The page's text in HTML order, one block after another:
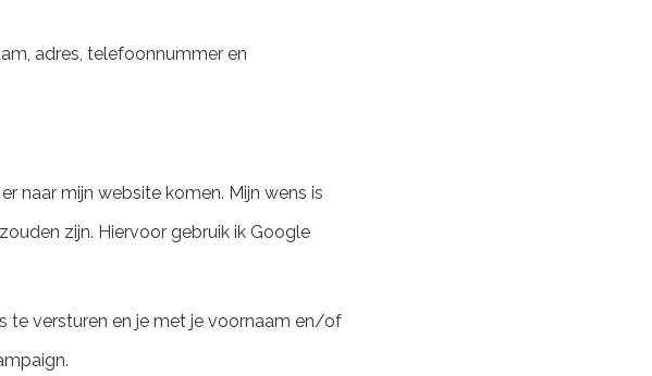
adres, telefoonnummer en
naar mijn website komen. Mijn wens is
zijn. Hiervoor gebruik ik Google
te versturen en je met je voornaam en/of